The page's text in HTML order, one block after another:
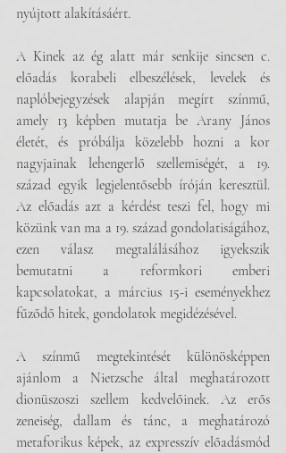
nyújtott alakításáért.
A Kinek az ég alatt már senkije sincsen c.
előadás korabeli elbeszélések, levelek és
naplóbejegyzések alapján megírt színmű,
amely 13 képben mutatja be Arany János
életét, és próbálja közelebb hozni a kor
nagyjainak lehengerlő szellemiségét, a 19.
század egyik legjelentősebb íróján keresztül.
Az előadás azt a kérdést teszi fel, hogy mi
közünk van ma a 19. század gondolatiságához,
ezen válasz megtalálásához igyekszik
bemutatni a reformkori emberi
kapcsolatokat, a március 15-i eseményekhez
fűződő hitek, gondolatok megidézésével.
A színmű megtekintését különösképpen
ajánlom a Nietzsche által meghatározott
dionüszoszi szellem kedvelőinek. Az erős
zeneiség, dallam és tánc, a meghatározó
metaforikus képek, az expresszív előadásmód